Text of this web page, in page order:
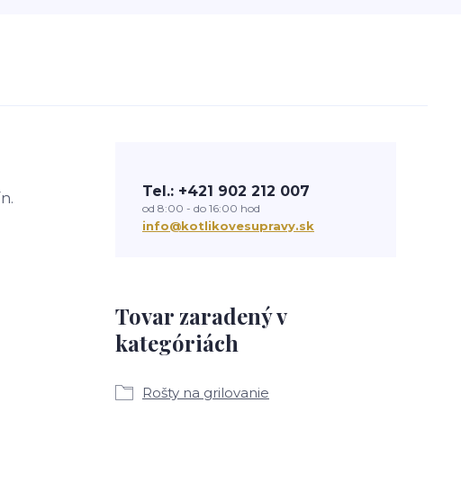
Tovar zaradený v
kategóriách
Rošty na grilovanie
Tel.: +421 902 212 007
od 8:00 - do 16:00 hod
info@kotlikovesupravy.sk